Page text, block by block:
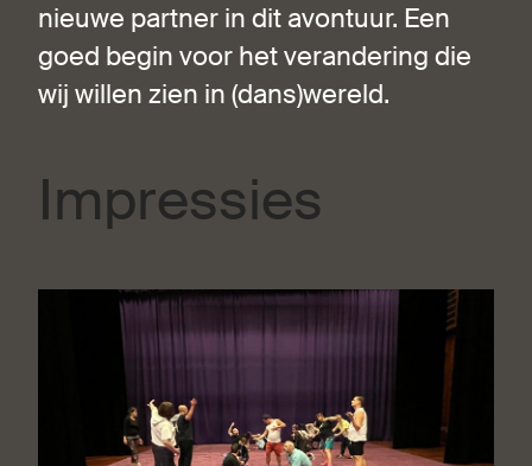
nieuwe partner in dit avontuur. Een
goed begin voor het verandering die
wij willen zien in (dans)wereld.
Impressies